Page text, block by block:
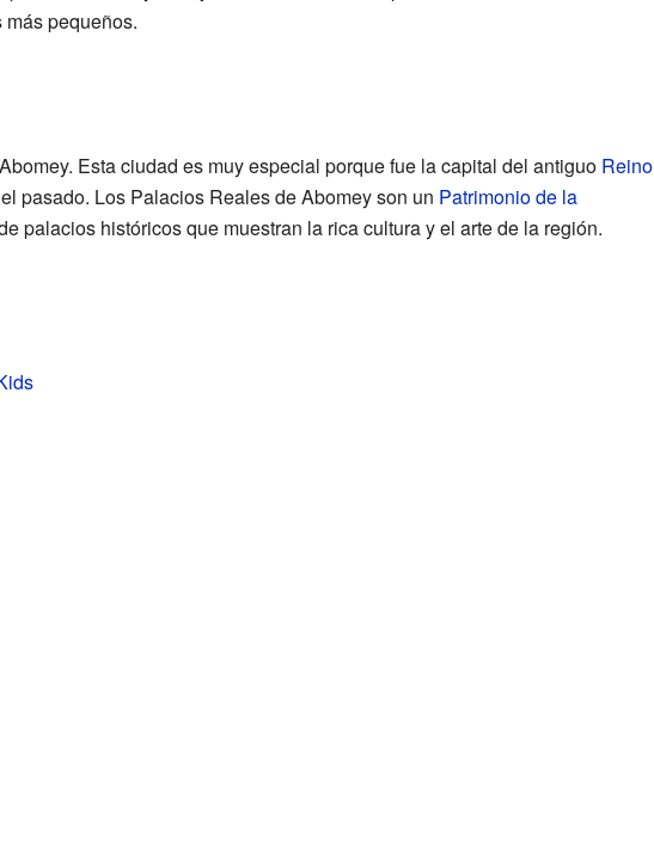
pequeños.
Esta ciudad es muy especial porque fue la capital del antiguo Reino
pasado. Los Palacios Reales de Abomey son un Patrimonio de la
palacios históricos que muestran la rica cultura y el arte de la región.